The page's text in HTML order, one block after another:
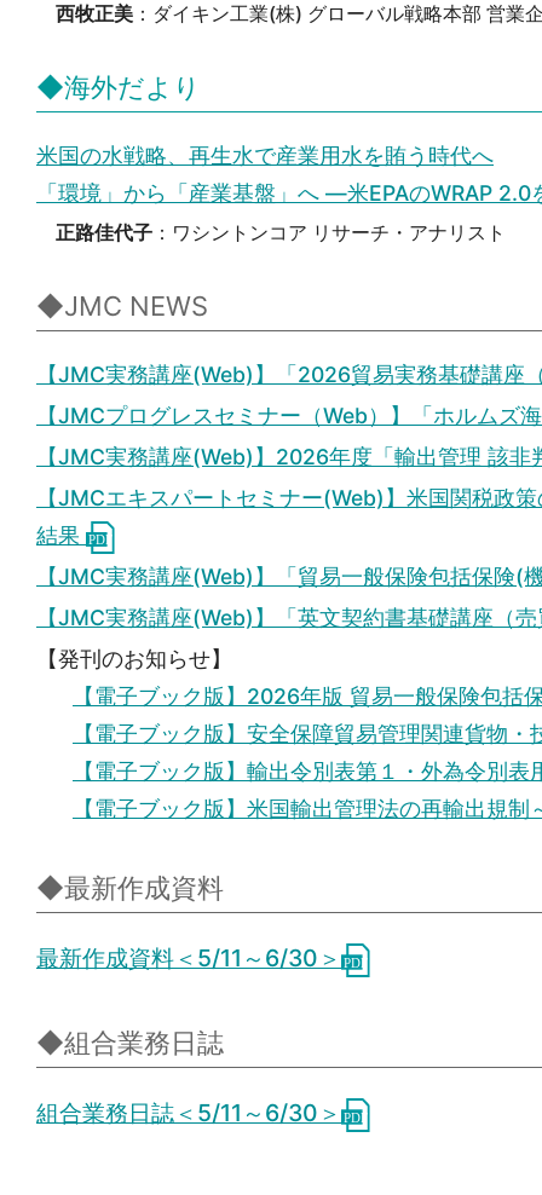
西牧正美 ：ダイキン工業(株) グローバル戦略本部 営業
◆海外だより
米国の水戦略、再生水で産業用水を賄う時代へ
「環境」から「産業基盤」へ ―米EPAのWRAP
正路佳代子 ：ワシントンコア リサーチ・アナリスト
◆JMC NEWS
【JMC実務講座(Web)】「2026貿易実務基礎講座
【JMCプログレスセミナー（Web）】「ホルムズ
【JMC実務講座(Web)】2026年度「輸出管理 該
【JMCエキスパートセミナー(Web)】米国関税政
結果
【JMC実務講座(Web)】「貿易一般保険包括保険
【JMC実務講座(Web)】「英文契約書基礎講座（
【発刊のお知らせ】
【電子ブック版】2026年版 貿易一般保険包
【電子ブック版】安全保障貿易管理関連貨物
【電子ブック版】輸出令別表第１・外為令別
【電子ブック版】米国輸出管理法の再輸出規
◆最新作成資料
最新作成資料＜5/11～6/30＞
◆組合業務日誌
組合業務日誌＜5/11～6/30＞